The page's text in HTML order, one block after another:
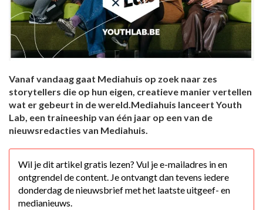
Vanaf vandaag gaat Mediahuis op zoek naar zes
storytellers die op hun eigen, creatieve manier vertellen
wat er gebeurt in de wereld.Mediahuis lanceert Youth
Lab, een traineeship van één jaar op een van de
nieuwsredacties van Mediahuis.
Wil je dit artikel gratis lezen? Vul je e-mailadres in en
ontgrendel de content. Je ontvangt dan tevens iedere
donderdag de nieuwsbrief met het laatste uitgeef- en
medianieuws.